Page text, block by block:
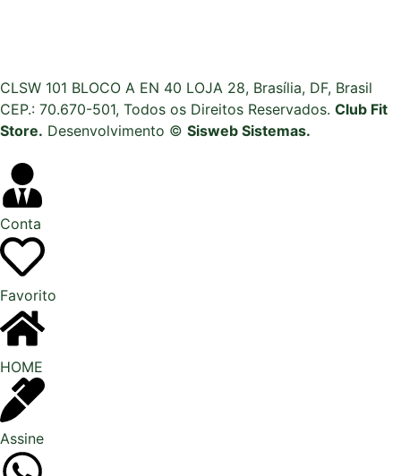
CLSW 101 BLOCO A EN 40 LOJA 28, Brasília, DF, Brasil
CEP.: 70.670-501, Todos os Direitos Reservados. Club Fit
Store. Desenvolvimento © Sisweb Sistemas.
Conta
Favorito
HOME
Assine